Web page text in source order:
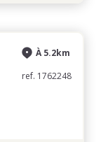
À 5.2km
ref. 1762248